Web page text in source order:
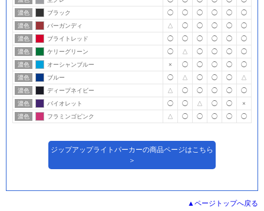
濃色
ブラック ◯ ◯ ◯ ◯ ◯
◯
濃色
バーガンディ △ ◯ ◯ ◯ ◯
◯
濃色
ブライトレッド ◯ ◯ ◯ ◯ ◯
◯
濃色
ケリーグリーン ◯ △ ◯ ◯ ◯
◯
濃色
オーシャンブルー × ◯ ◯ ◯ ◯
◯
濃色
ブルー ◯ △ ◯ ◯ ◯
△
濃色
ディープネイビー △ ◯ ◯ ◯ ◯
◯
濃色
バイオレット ◯ ◯ △ ◯ ◯
×
濃色
フラミンゴピンク △ ◯ ◯ ◯ ◯ ◯
ジップアップライトパーカーの商品ページはこちら
＞
ページトップへ戻る